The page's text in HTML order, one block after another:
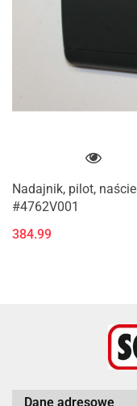
Nadajnik, pilot,
#4762V001
384.99
Dane adresowe